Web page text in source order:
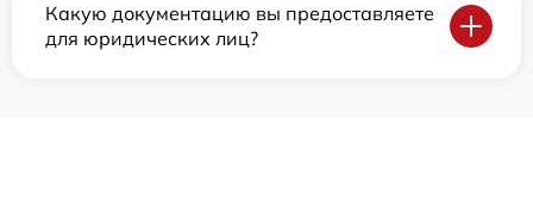
Какую документацию вы предоставляете
для юридических лиц?